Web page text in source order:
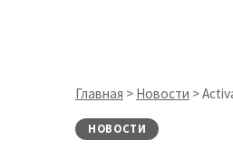
Главная > Новости >
НОВОСТИ